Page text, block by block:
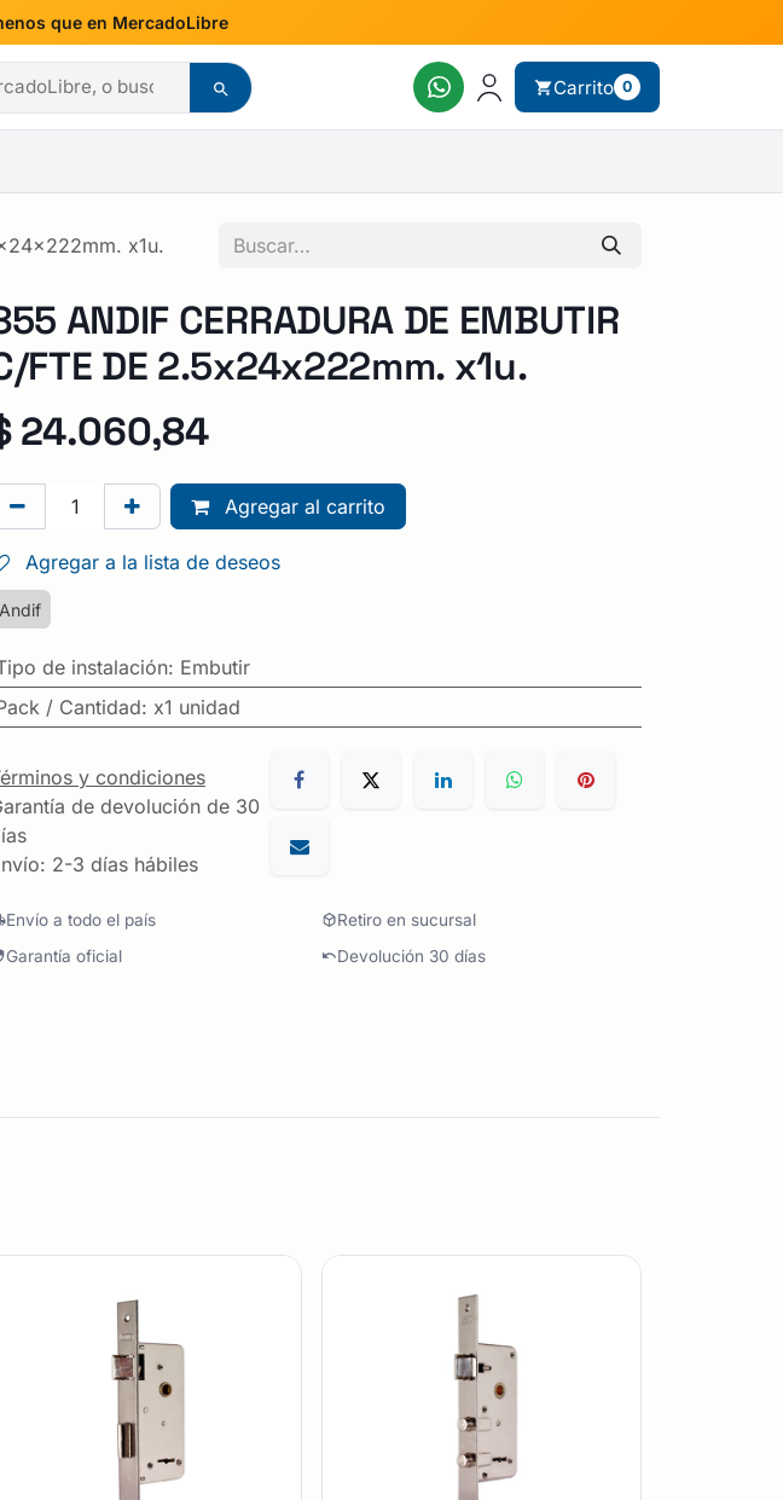
que en MercadoLibre
Carrito 0
x1u.
ANDIF CERRADURA DE EMBUTIR
FTE DE 2.5x24x222mm. x1u.
24.060,84
Agregar al carrito
Agregar a la lista de deseos
Andif
de instalación: Embutir
/ Cantidad: x1 unidad
y condiciones
de devolución de 30
2-3 días hábiles
Envío a todo el país
Retiro en sucursal
Garantía oficial
Devolución 30 días